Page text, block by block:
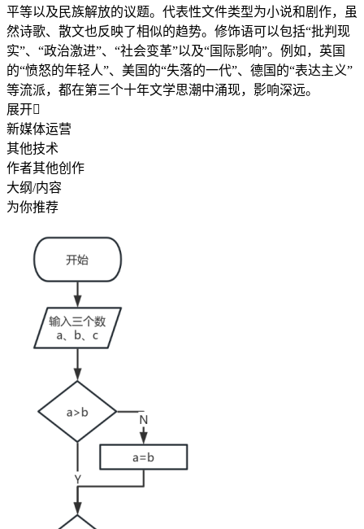
平等以及民族解放的议题。代表性文件类型为小说和剧作，虽
然诗歌、散文也反映了相似的趋势。修饰语可以包括“批判现
实”、“政治激进”、“社会变革”以及“国际影响”。例如，英国
的“愤怒的年轻人”、美国的“失落的一代”、德国的“表达主义”
等流派，都在第三个十年文学思潮中涌现，影响深远。
展开
新媒体运营
其他技术
作者其他创作
大纲/内容
为你推荐